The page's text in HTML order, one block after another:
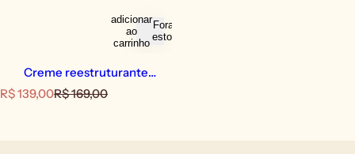
adicionar
ao
carrinho
Fora de
estoque
Creme reestruturante
Neodermax [1 ind]
P
R$ 139,00P
R$ 169,00